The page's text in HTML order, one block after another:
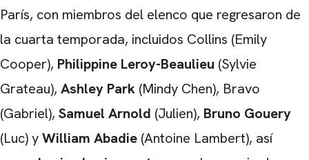
París, con miembros del elenco que regresaron de
la cuarta temporada, incluidos Collins (Emily
Cooper), Philippine Leroy-Beaulieu (Sylvie
Grateau), Ashley Park (Mindy Chen), Bravo
(Gabriel), Samuel Arnold (Julien), Bruno Gouery
(Luc) yWilliam Abadie (Antoine Lambert), así